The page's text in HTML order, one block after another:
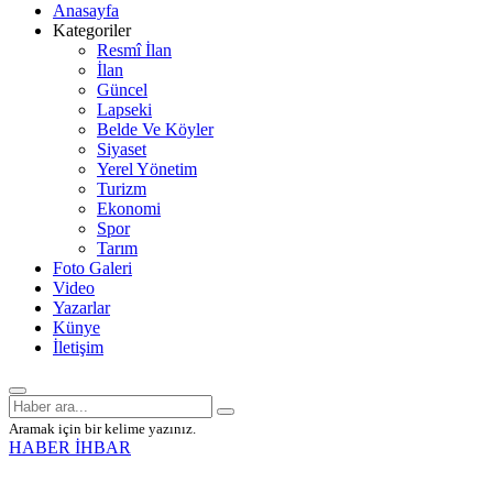
Anasayfa
Kategoriler
Resmî İlan
İlan
Güncel
Lapseki
Belde Ve Köyler
Siyaset
Yerel Yönetim
Turizm
Ekonomi
Spor
Tarım
Foto Galeri
Video
Yazarlar
Künye
İletişim
Aramak için bir kelime yazınız.
HABER İHBAR